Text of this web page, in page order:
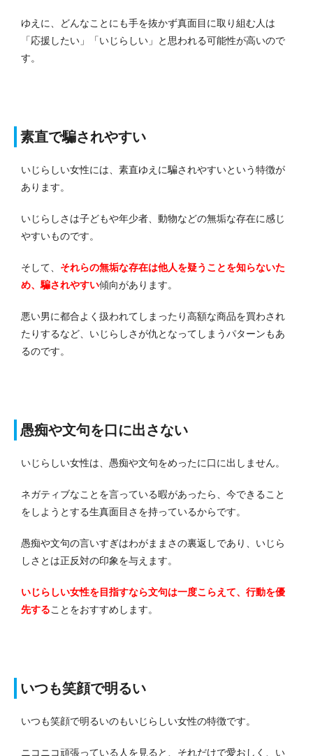
ゆえに、どんなことにも手を抜かず真面目に取り組む人は
「応援したい」「いじらしい」と思われる可能性が高いので
す。
素直で騙されやすい
いじらしい女性には、素直ゆえに騙されやすいという特徴が
あります。
いじらしさは子どもや年少者、動物などの無垢な存在に感じ
やすいものです。
そして、 それらの無垢な存在は他人を疑うことを知らないた
め、騙されやすい傾向があります。
悪い男に都合よく扱われてしまったり高額な商品を買わされ
たりするなど、いじらしさが仇となってしまうパターンもあ
るのです。
愚痴や文句を口に出さない
いじらしい女性は、愚痴や文句をめったに口に出しません。
ネガティブなことを言っている暇があったら、今できること
をしようとする生真面目さを持っているからです。
愚痴や文句の言いすぎはわがままさの裏返しであり、いじら
しさとは正反対の印象を与えます。
いじらしい女性を目指すなら文句は一度こらえて、行動を優
先することをおすすめします。
いつも笑顔で明るい
いつも笑顔で明るいのもいじらしい女性の特徴です。
ニコニコ頑張っている人を見ると、それだけで愛おしく、い